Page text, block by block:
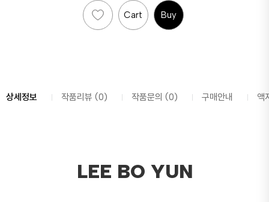
Cart Buy
상세정보 작품리뷰 (0) 작품문의 (0) 구매안내 액
LEE BO YUN